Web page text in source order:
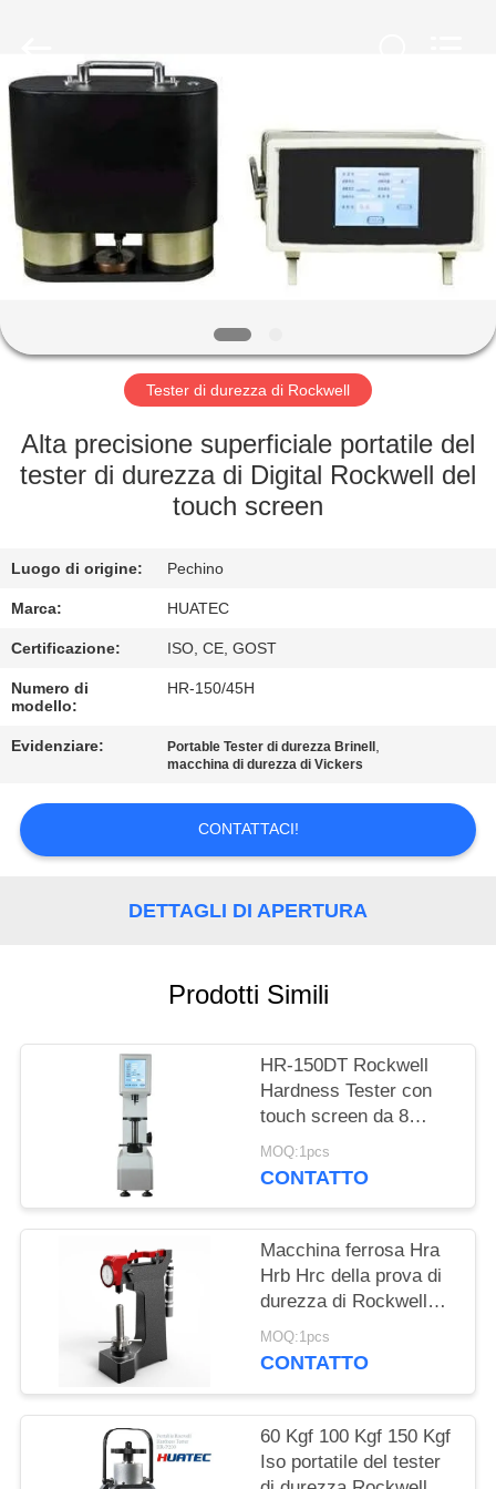
CASA
PRODOTTI
CIRCA
NOI
GIRO
FABBRICA
CONTROLLO
QUALITÀ
CONTATTICI
RICHIEDA
UNA
MAPPA
POLICY
CORPORATION.
Rights
Reserved.
Tester di durezza di Rockwell
Alta precisione superficiale portatile del
tester di durezza di Digital Rockwell del
touch screen
Luogo di origine: Pechino
Marca: HUATEC
Certificazione: ISO, CE, GOST
Numero di
modello:
HR-150/45H
Evidenziare: Portable Tester di durezza Brinell ,
macchina di durezza di Vickers
CONTATTACI!
DETTAGLI DI APERTURA
Prodotti Simili
HR-150DT Rockwell
Hardness Tester con
touch screen da 8
pollici, capacità 150 kgf
MOQ:1pcs
CONTATTO
Macchina ferrosa Hra
Hrb Hrc della prova di
durezza di Rockwell
dei metalli non ferrosi
dei metalli
MOQ:1pcs
CONTATTO
60 Kgf 100 Kgf 150 Kgf
Iso portatile del tester